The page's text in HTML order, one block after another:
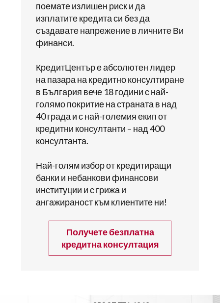
поемате излишен риск и да
изплатите кредита си без да
създавате напрежение в личните Ви
финанси.
КредитЦентър е абсолютен лидер
на пазара на кредитно консултиране
в България вече 18 години с най-
голямо покритие на страната в над
40 града и с най-големия екип от
кредитни консултанти – над 400
консултанта.
Най-голям избор от кредитиращи
банки и небанкови финансови
институции и с грижа и
ангажираност към клиентите ни!
Получете безплатна
кредитна консултация